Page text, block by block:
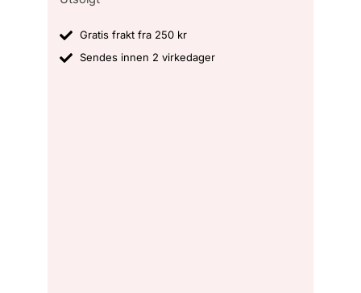
Gratis frakt fra 250 kr
Sendes innen 2 virkedager